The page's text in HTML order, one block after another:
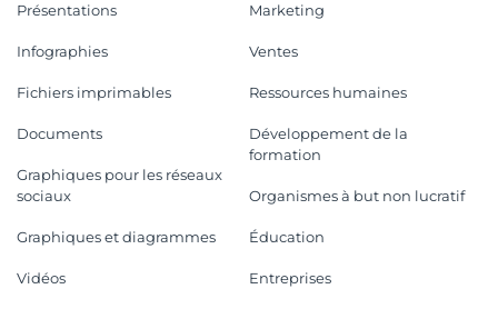
Présentations
Infographies
Fichiers imprimables
Documents
Graphiques pour les réseaux
sociaux
Graphiques et diagrammes
Vidéos
Marketing
Ventes
Ressources humaines
Développement de la
formation
Organismes à but non lucratif
Éducation
Entreprises